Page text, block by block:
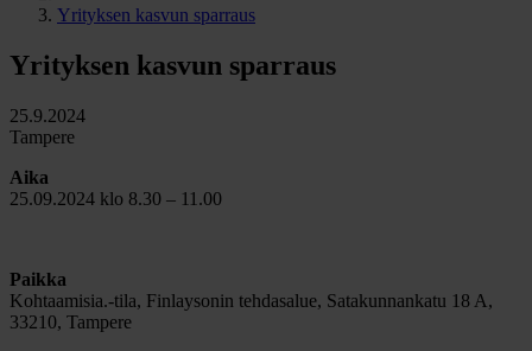
Yrityksen kasvun sparraus
Yrityksen kasvun sparraus
25.9.2024
Tampere
Aika
25.09.2024 klo 8.30 – 11.00
Paikka
Kohtaamisia.-tila, Finlaysonin tehdasalue, Satakunnankatu 18 A,
33210, Tampere